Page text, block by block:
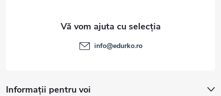
Informații pentru voi
info@edurko.ro